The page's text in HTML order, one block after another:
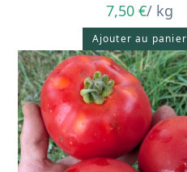
7,50 €/ kg
Ajouter au panier